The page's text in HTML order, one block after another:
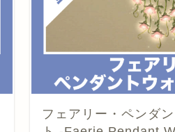
フェアリー・ペンダ